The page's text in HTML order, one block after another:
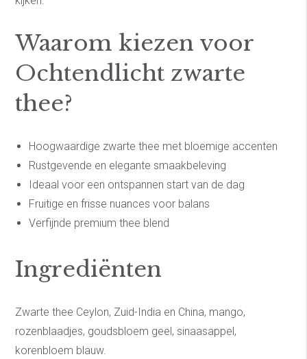
Waarom kiezen voor
Ochtendlicht zwarte
thee?
Hoogwaardige zwarte thee met bloemige accenten
Rustgevende en elegante smaakbeleving
Ideaal voor een ontspannen start van de dag
Fruitige en frisse nuances voor balans
Verfijnde premium thee blend
Ingrediënten
Zwarte thee Ceylon, Zuid-India en China, mango,
rozenblaadjes, goudsbloem geel, sinaasappel,
korenbloem blauw.